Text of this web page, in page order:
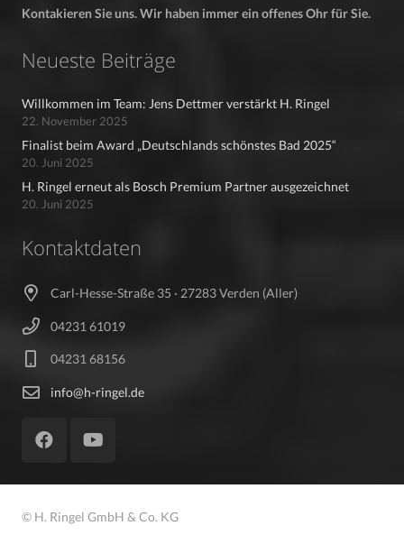
Kontakieren Sie uns. Wir haben immer ein offenes Ohr für Sie.
Neueste Beiträge
Willkommen im Team: Jens Dettmer verstärkt H. Ringel
22. November 2025
Finalist beim Award „Deutschlands schönstes Bad 2025“
20. Juni 2025
H. Ringel erneut als Bosch Premium Partner ausgezeichnet
20. Juni 2025
Kontaktdaten
Carl-Hesse-Straße 35 · 27283 Verden (Aller)
04231 61019
04231 68156
info@h-ringel.de
© H. Ringel GmbH & Co. KG